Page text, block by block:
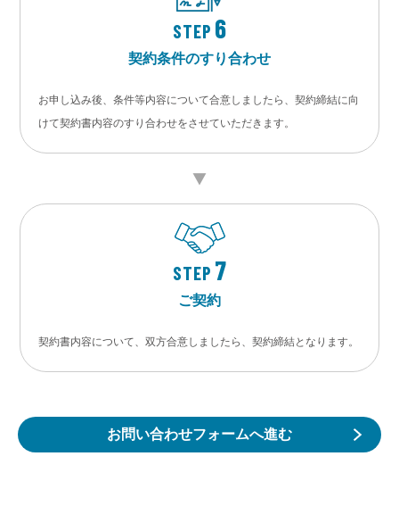
STEP 6
契約条件のすり合わせ
お申し込み後、条件等内容について合意しましたら、契約締結に向
けて契約書内容のすり合わせをさせていただきます。
STEP 7
ご契約
契約書内容について、双方合意しましたら、契約締結となります。
お問い合わせフォームへ進む